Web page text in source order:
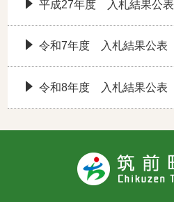
平成27年度 入札結果公表
令和7年度 入札結果公表
令和8年度 入札結果公表